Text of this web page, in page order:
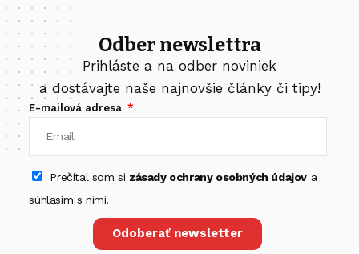
Odber newslettra
Prihláste a na odber noviniek
a dostávajte naše najnovšie články či tipy!
E-mailová adresa
Prečítal som si zásady ochrany osobných údajova
súhlasím s nimi.
Odoberať newsletter